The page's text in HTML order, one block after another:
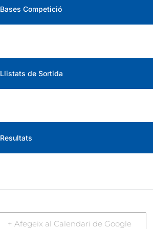
Bases Competició
Llistats de Sortida
Resultats
+ Afegeix al Calendari de Google